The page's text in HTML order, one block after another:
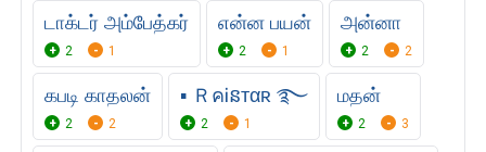
டாக்டர் அம்பேத்கர்
2 1
என்ன பயன்
2 1
அன்னா
2 2
கபடி காதலன்
2 2
▪ ＲคᎥនтαʀ ࿐
2 1
மதன்
2 3